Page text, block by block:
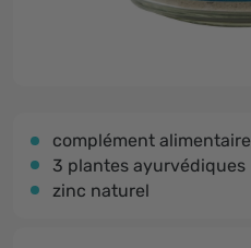
complément alimentaire
3 plantes ayurvédiques
zinc naturel